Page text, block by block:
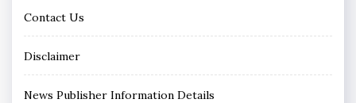
Contact Us
Disclaimer
News Publisher Information Details